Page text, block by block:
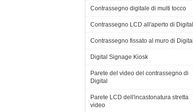
Contrassegno digitale di multi tocco
Contrassegno LCD all'aperto di Digital
Contrassegno fissato al muro di Digital
Digital Signage Kiosk
Parete del video del contrassegno di
Digital
Parete LCD dell'incastonatura stretta
video